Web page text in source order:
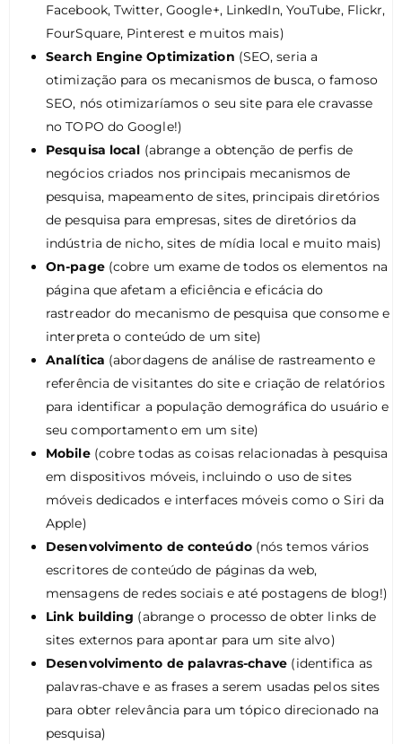
Facebook, Twitter, Google+, LinkedIn, YouTube, Flickr,
FourSquare, Pinterest e muitos mais)
Search Engine Optimization (SEO, seria a
otimização para os mecanismos de busca, o famoso
SEO, nós otimizaríamos o seu site para ele cravasse
no TOPO do Google!)
Pesquisa local (abrange a obtenção de perfis de
negócios criados nos principais mecanismos de
pesquisa, mapeamento de sites, principais diretórios
de pesquisa para empresas, sites de diretórios da
indústria de nicho, sites de mídia local e muito mais)
On-page(cobre um exame de todos os elementos na
página que afetam a eficiência e eficácia do
rastreador do mecanismo de pesquisa que consome e
interpreta o conteúdo de um site)
Analítica (abordagens de análise de rastreamento e
referência de visitantes do site e criação de relatórios
para identificar a população demográfica do usuário e
seu comportamento em um site)
Mobile(cobre todas as coisas relacionadas à pesquisa
em dispositivos móveis, incluindo o uso de sites
móveis dedicados e interfaces móveis como o Siri da
Apple)
Desenvolvimento de conteúdo(nós temos vários
escritores de conteúdo de páginas da web,
mensagens de redes sociais e até postagens de blog!)
Link building (abrange o processo de obter links de
sites externos para apontar para um site alvo)
Desenvolvimento de palavras-chave (identifica as
palavras-chave e as frases a serem usadas pelos sites
para obter relevância para um tópico direcionado na
pesquisa)